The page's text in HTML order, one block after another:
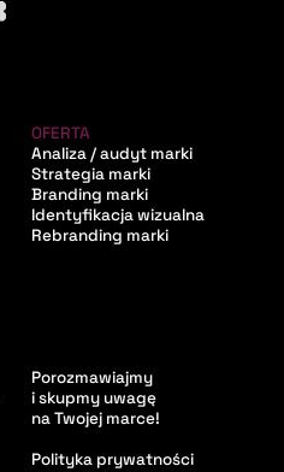
OFERTA
Analiza / audyt marki
Strategia marki
Branding marki
Identyfikacja wizualna
Rebranding marki
Porozmawiajmy
i skupmy uwagę
na Twojej marce!
Polityka prywatności